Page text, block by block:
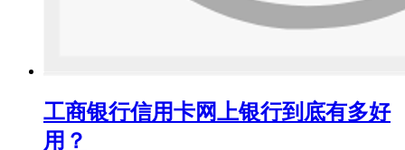
工商银行信用卡网上银行到底有多好
用？